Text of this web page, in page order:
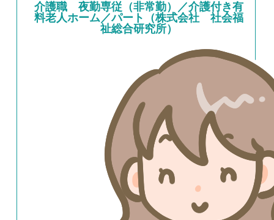
介護職 夜勤専従（非常勤）／介護付き有
料老人ホーム／パート（株式会社 社会福
祉総合研究所）